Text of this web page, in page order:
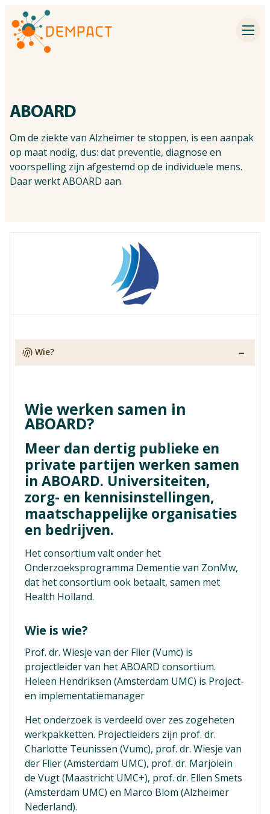
Impactpartners
Dementieonderzoek
Contact
Vind jouw impactpartners
ABOARD
Om de ziekte van Alzheimer te stoppen, is een aanpak
op maat nodig, dus: dat preventie, diagnose en
voorspelling zijn afgestemd op de individuele mens.
Daar werkt ABOARD aan.
Wie?
Wie werken samen in
ABOARD?
Meer dan dertig publieke en
private partijen werken samen
in ABOARD. Universiteiten,
zorg- en kennisinstellingen,
maatschappelijke organisaties
en bedrijven.
Het consortium valt onder het
Onderzoeksprogramma Dementie van ZonMw,
dat het consortium ook betaalt, samen met
Health Holland.
Wie is wie?
Prof. dr. Wiesje van der Flier (Vumc) is
projectleider van het ABOARD consortium.
Heleen Hendriksen (Amsterdam UMC) is Project-
en implementatiemanager
Het onderzoek is verdeeld over zes zogeheten
werkpakketten. Projectleiders zijn prof. dr.
Charlotte Teunissen (Vumc), prof. dr. Wiesje van
der Flier (Amsterdam UMC), prof. dr. Marjolein
de Vugt (Maastricht UMC+), prof. dr. Ellen Smets
(Amsterdam UMC) en Marco Blom (Alzheimer
Nederland).